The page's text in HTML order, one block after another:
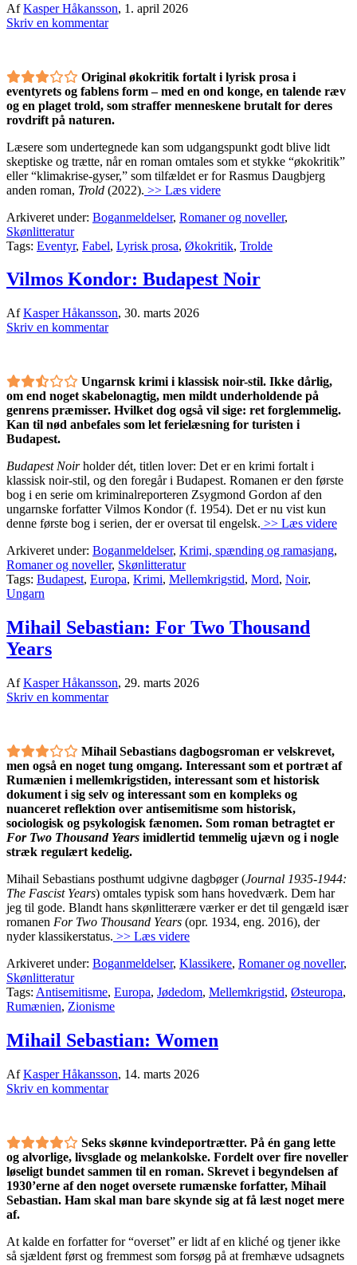
AfKasper Håkansson, 1. april 2026
Skriv en kommentar
Original økokritik fortalt i lyrisk prosa i
eventyrets og fablens form – med en ond konge, en talende ræv
og en plaget trold, som straffer menneskene brutalt for deres
rovdrift på naturen.
Læsere som undertegnede kan som udgangspunkt godt blive lidt
skeptiske og trætte, når en roman omtales som et stykke “økokritik”
eller “klimakrise-gyser,” som tilfældet er for Rasmus Daugbjerg
anden roman, Trold (2022). >> Læs videre
Arkiveret under: Boganmeldelser, Romaner og noveller,
Skønlitteratur
Tags: Eventyr, Fabel, Lyrisk prosa, Økokritik, Trolde
Vilmos Kondor: Budapest Noir
AfKasper Håkansson, 30. marts 2026
Skriv en kommentar
Ungarnsk krimi i klassisk noir-stil. Ikke dårlig,
om end noget skabelonagtig, men mildt underholdende på
genrens præmisser. Hvilket dog også vil sige: ret forglemmelig.
Kan til nød anbefales som let ferielæsning for turisten i
Budapest.
Budapest Noirholder dét, titlen lover: Det er en krimi fortalt i
klassisk noir-stil, og den foregår i Budapest. Romanen er den første
bog i en serie om kriminalreporteren Zsygmond Gordon af den
ungarnske forfatter Vilmos Kondor (f. 1954). Det er nu vist kun
denne første bog i serien, der er oversat til engelsk. >> Læs videre
Arkiveret under: Boganmeldelser, Krimi, spænding og ramasjang,
Romaner og noveller, Skønlitteratur
Tags: Budapest, Europa, Krimi, Mellemkrigstid, Mord, Noir,
Ungarn
Mihail Sebastian: For Two Thousand
Years
AfKasper Håkansson, 29. marts 2026
Skriv en kommentar
Mihail Sebastians dagbogsroman er velskrevet,
men også en noget tung omgang. Interessant som et portræt af
Rumænien i mellemkrigstiden, interessant som et historisk
dokument i sig selv og interessant som en kompleks og
nuanceret reflektion over antisemitisme som historisk,
sociologisk og psykologisk fænomen. Som roman betragtet er
For Two Thousand Years imidlertid temmelig ujævn og i nogle
stræk regulært kedelig.
Mihail Sebastians posthumt udgivne dagbøger (Journal 1935-1944:
The Fascist Years) omtales typisk som hans hovedværk. Dem har
jeg til gode. Blandt hans skønlitterære værker er det til gengæld især
romanen For Two Thousand Years (opr. 1934, eng. 2016), der
nyder klassikerstatus. >> Læs videre
Arkiveret under: Boganmeldelser, Klassikere, Romaner og noveller,
Skønlitteratur
Tags: Antisemitisme, Europa, Jødedom, Mellemkrigstid, Østeuropa,
Rumænien, Zionisme
Mihail Sebastian: Women
AfKasper Håkansson, 14. marts 2026
Skriv en kommentar
Seks skønne kvindeportrætter. På én gang lette
og alvorlige, livsglade og melankolske. Fordelt over fire noveller
løseligt bundet sammen til en roman. Skrevet i begyndelsen af
1930’erne af den noget oversete rumænske forfatter, Mihail
Sebastian. Ham skal man bare skynde sig at få læst noget mere
af.
At kalde en forfatter for “overset” er lidt af en kliché og tjener ikke
så sjældent først og fremmest som forsøg på at fremhæve udsagnets